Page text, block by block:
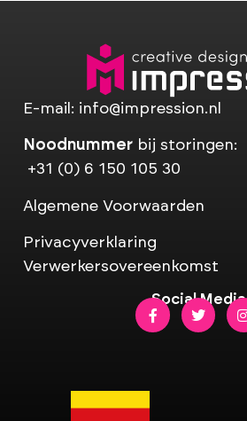
E-mail: info@impression.nl
Noodnummerbij storingen:
+31 (0) 6 150 105 30
Algemene Voorwaarden
Privacyverklaring
Verwerkersovereenkomst
Social Media